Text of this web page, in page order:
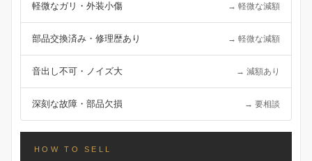
軽微なガリ・外装小傷 → 軽微な減額
部品交換済み・修理歴あり → 軽微な減額
音出し不可・ノイズ大 → 減額あり
深刻な故障・部品欠損 → 要相談
HOW TO SELL